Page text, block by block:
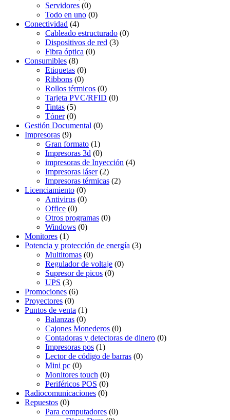
Servidores (0)
Todo en uno (0)
Conectividad (4)
Cableado estructurado (0)
Dispositivos de red (3)
Fibra óptica (0)
Consumibles (8)
Etiquetas (0)
Ribbons (0)
Rollos térmicos (0)
Tarjeta PVC/RFID (0)
Tintas (5)
Tóner (0)
Gestión Documental (0)
Impresoras (9)
Gran formato (1)
Impresoras 3d (0)
impresoras de Inyección (4)
Impresoras láser (2)
Impresoras térmicas (2)
Licenciamiento (0)
Antivirus (0)
Office (0)
Otros programas (0)
Windows (0)
Monitores (1)
Potencia y protección de energía (3)
Multitomas (0)
Regulador de voltaje (0)
Supresor de picos (0)
UPS (3)
Promociones (6)
Proyectores (0)
Puntos de venta (1)
Balanzas (0)
Cajones Monederos (0)
Contadoras y detectoras de dinero (0)
Impresoras pos (1)
Lector de código de barras (0)
Mini pc (0)
Monitores touch (0)
Periféricos POS (0)
Radiocomunicaciones (0)
Repuestos (0)
Para computadores (0)